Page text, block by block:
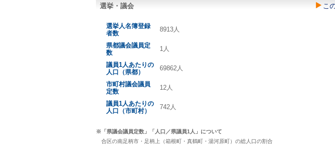
選挙・議会 こ
選挙人名簿登録
者数
8913人
県都議会議員定
数
1人
議員1人あたりの
人口（県都）
69862人
市町村議会議員
定数
12人
議員1人あたりの
人口（市町村）
742人
※「県議会議員定数」「人口／県議員1人」について
合区の南足柄市・足柄上（箱根町・真鶴町・湯河原町）の総人口の割合